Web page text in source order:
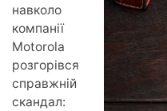
навколо
компанії
Motorola
розгорівся
справжній
скандал: